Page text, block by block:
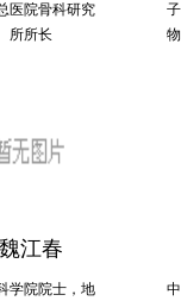
医院骨科研究
所所长
魏江春
学院院士，地